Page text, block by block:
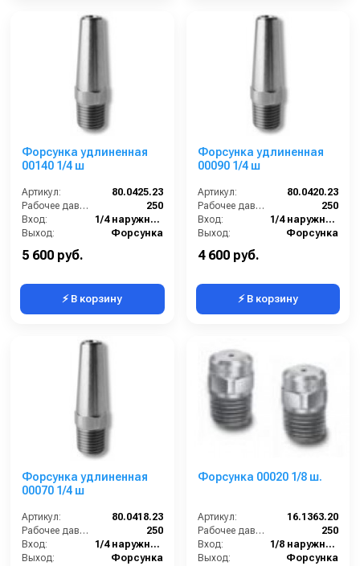
Форсунка удлиненная
00140 1/4 ш
Артикул:
80.0425.23
Рабочее давление (бар):
250
Вход:
1/4 наружняя резьба
Выход:
Форсунка
5 600 руб.
⚡ В корзину
Форсунка удлиненная
00090 1/4 ш
Артикул:
80.0420.23
Рабочее давление (бар):
250
Вход:
1/4 наружняя резьба
Выход:
Форсунка
4 600 руб.
⚡ В корзину
Форсунка удлиненная
00070 1/4 ш
Артикул:
80.0418.23
Рабочее давление (бар):
250
Вход:
1/4 наружняя резьба
Выход:
Форсунка
Форсунка 00020 1/8 ш.
Артикул:
16.1363.20
Рабочее давление (бар):
250
Вход:
1/8 наружняя резьба
Выход:
Форсунка